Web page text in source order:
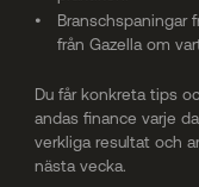
Branschspaningar
från Gazella om
Du får konkreta tips
andas finance varje
verkliga resultat och
nästa vecka.